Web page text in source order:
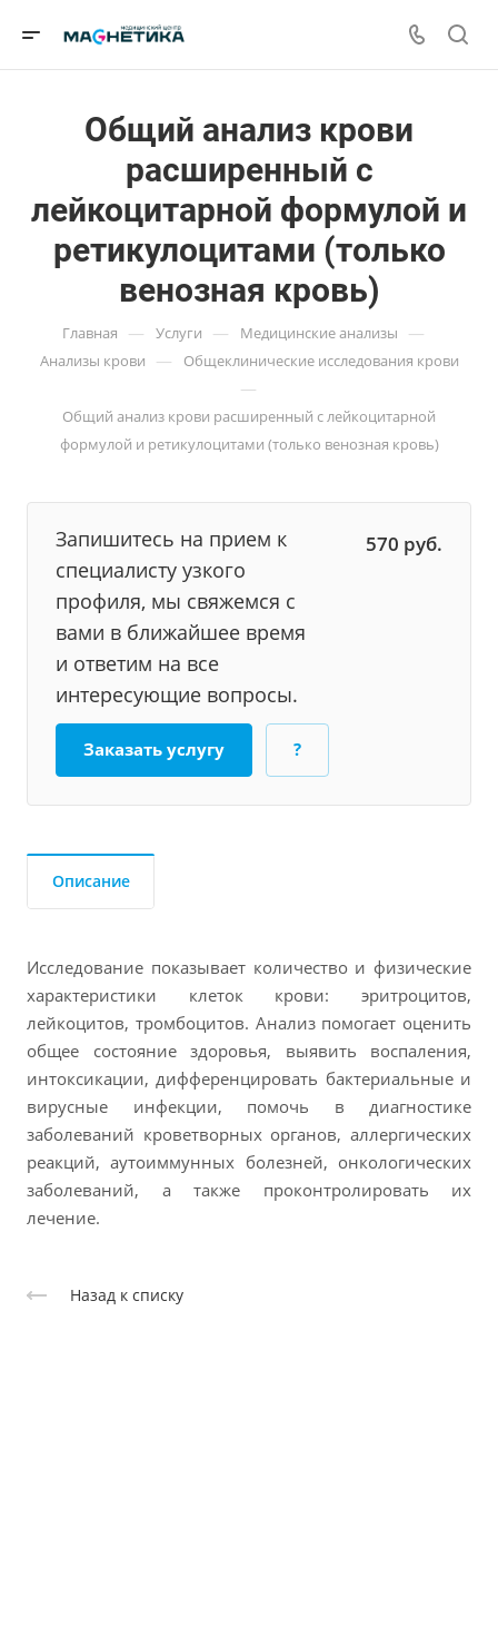
Общий анализ крови
расширенный с
лейкоцитарной формулой и
ретикулоцитами (только
венозная кровь)
Главная — Услуги — Медицинские анализы —
Анализы крови — Общеклинические исследования крови
—
Общий анализ крови расширенный с лейкоцитарной
формулой и ретикулоцитами (только венозная кровь)
Запишитесь на прием к
специалисту узкого
профиля, мы свяжемся с
вами в ближайшее время
и ответим на все
интересующие вопросы.
570 руб.
Заказать услугу ?
Описание
Исследование показывает количество и физические
характеристики клеток крови: эритроцитов,
лейкоцитов, тромбоцитов. Анализ помогает оценить
общее состояние здоровья, выявить воспаления,
интоксикации, дифференцировать бактериальные и
вирусные инфекции, помочь в диагностике
заболеваний кроветворных органов, аллергических
реакций, аутоиммунных болезней, онкологических
заболеваний, а также проконтролировать их
лечение.
Назад к списку